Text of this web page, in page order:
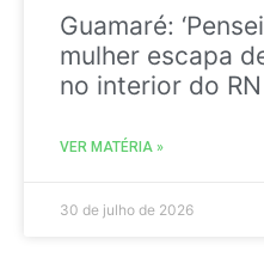
Guamaré:
mulher escapa
no interior do RN
VER MATÉRIA »
30 de julho de 2026